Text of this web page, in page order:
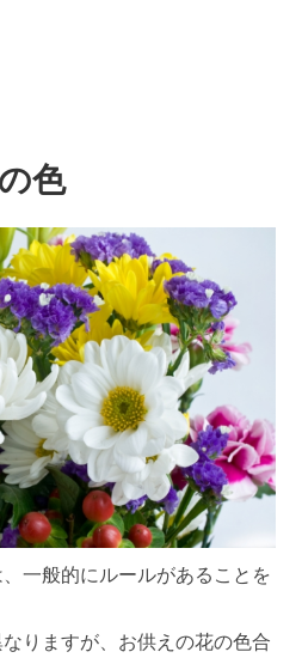
色
一般的にルールがあることを
りますが、お供えの花の色合